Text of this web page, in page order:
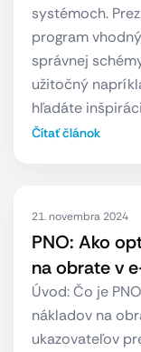
systémoch.
program
správnej
užitočný
hľadáte
Čítať článok
21. novembra 2024
PNO: Ako
na obrate v
Úvod: Čo je
nákladov na
ukazovateľov